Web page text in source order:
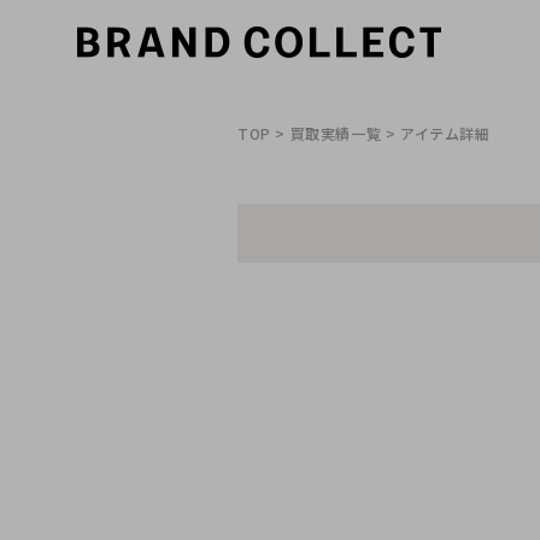
TOP > 買取実績一覧 > アイテム詳細